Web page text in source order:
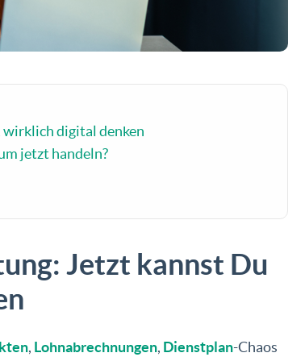
digital denken
jetzt handeln?
Jetzt kannst Du
, Lohnabrechnungen, Dienstplan-Chaos